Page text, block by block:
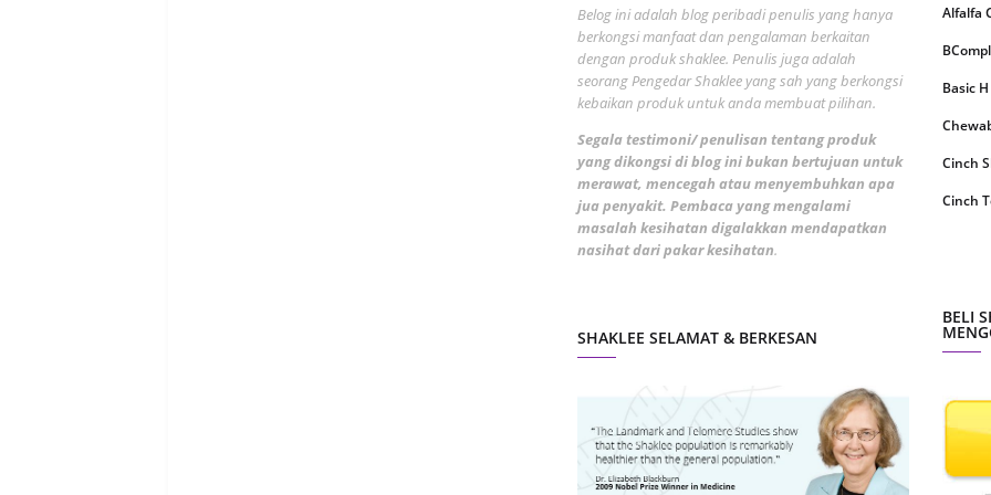
June
August
July
June
January
Belog ini adalah blog peribadi penulis yang hanya
berkongsi manfaat dan pengalaman berkaitan
dengan produk shaklee. Penulis juga adalah
seorang Pengedar Shaklee yang sah yang berkongsi
kebaikan produk untuk anda membuat pilihan.
Segala testimoni/ penulisan tentang produk
yang dikongsi di blog ini bukan bertujuan untuk
merawat, mencegah atau menyembuhkan apa
jua penyakit. Pembaca yang mengalami
masalah kesihatan digalakkan mendapatkan
nasihat dari pakar kesihatan.
SHAKLEE SELAMAT & BERKESAN
Alfalfa
Basic
Cinch
Cinch
DTX
Detoks
Fresh
BELI